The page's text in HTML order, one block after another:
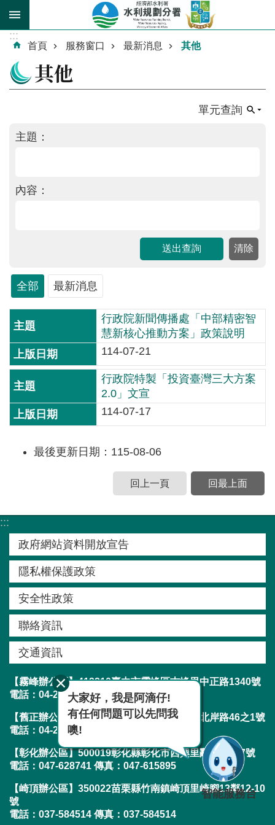
跳到主要內容區塊
進
階
搜
我
紹
規
劃
知
識
亮
計
服
務
窗
口
生
態
圖
資
網
站
導
覽
回
頁
:::
首頁 服務窗口 最新消息 其他
其他
單元查詢
主題：
內容：
全部 最新消息
行政院新聞傳播處「中部精密智
慧新核心推動方案」政策說明
114-07-21
行政院特製「投資臺灣三大方案
2.0」文宣
114-07-17
最後更新日期：115-08-06
回上一頁 回最上面
:::
政府網站資料開放宣告
隱私權保護政策
安全性政策
聯絡資訊
交通資訊
【霧峰辦公區】413210臺中市霧峰區吉峰里中正路1340號
電話：04-23304788 傳真：04-23300282
【舊正辦公區】413001臺中市霧峰區舊正里北岸路46之1號
電話：04-23304788 傳真：04-23303019
【彰化辦公區】500019彰化縣彰化市西興里辭修路217號
電話：047-628741 傳真：047-615895
【崎頂辦公區】350022苗栗縣竹南鎮崎頂里崎腳13鄰12-10
號
電話：037-584514 傳真：037-584514
大家好，我是阿滴仔!
有任何問題可以先問我
噢!
智能服務台